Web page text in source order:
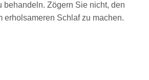
behandeln. Zögern Sie nicht, den
erholsameren Schlaf zu machen.